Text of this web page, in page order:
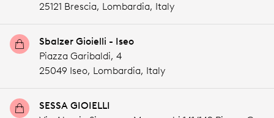
25121 Brescia, Lombardia, Italy
Sbalzer Gioielli - Iseo
Piazza Garibaldi, 4
25049 Iseo, Lombardia, Italy
SESSA GIOIELLI